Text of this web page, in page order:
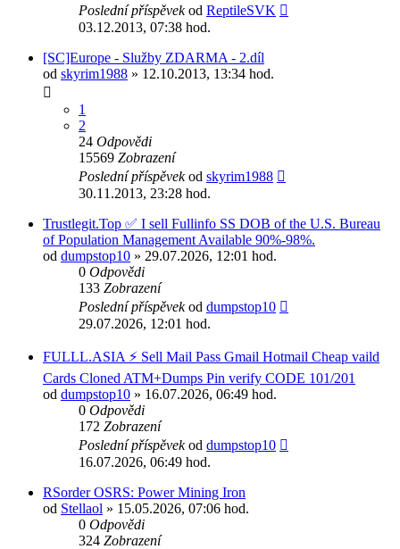
Poslední příspěvekod ReptileSVK
03.12.2013, 07:38 hod.
[SC]Europe - Služby ZDARMA - 2.díl
od skyrim1988 » 12.10.2013, 13:34 hod.
1
2
24 Odpovědi
15569 Zobrazení
Poslední příspěvekod skyrim1988
30.11.2013, 23:28 hod.
Trustlegit.Top ✅ I sell Fullinfo SS DOB of the U.S. Bureau
of Population Management Available 90%-98%.
od dumpstop10 » 29.07.2026, 12:01 hod.
0 Odpovědi
133 Zobrazení
Poslední příspěvekod dumpstop10
29.07.2026, 12:01 hod.
FULLL.ASIA ⚡ Sell Mail Pass Gmail Hotmail Cheap vaild
Cards Cloned ATM+Dumps Pin verify CODE 101/201
od dumpstop10 » 16.07.2026, 06:49 hod.
0 Odpovědi
172 Zobrazení
Poslední příspěvekod dumpstop10
16.07.2026, 06:49 hod.
RSorder OSRS: Power Mining Iron
od Stellaol » 15.05.2026, 07:06 hod.
0 Odpovědi
324 Zobrazení